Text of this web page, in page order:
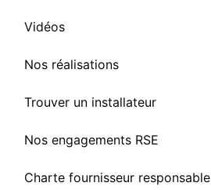
Vidéos
Nos réalisations
Trouver un installateur
Nos engagements RSE
Charte fournisseur responsable